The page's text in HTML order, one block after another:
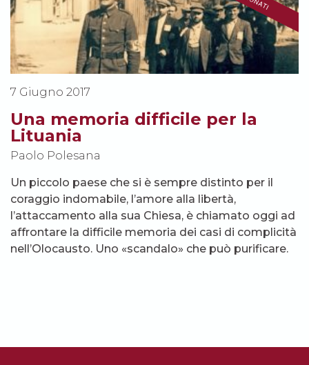
7 Giugno 2017
Una memoria difficile per la
Lituania
Paolo Polesana
Un piccolo paese che si è sempre distinto per il
coraggio indomabile, l’amore alla libertà,
l’attaccamento alla sua Chiesa, è chiamato oggi ad
affrontare la difficile memoria dei casi di complicità
nell’Olocausto. Uno «scandalo» che può purificare.